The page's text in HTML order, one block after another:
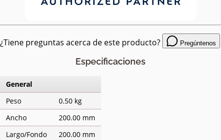
¿Tiene preguntas acerca de este producto? Pregúntenos
Especificaciones
General
Peso
0.50 kg
Ancho
200.00 mm
Largo/Fondo
200.00 mm